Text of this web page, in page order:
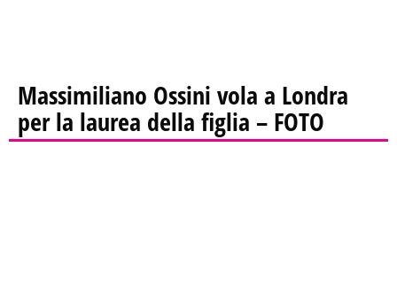
Massimiliano Ossini vola a Londra
per la laurea della figlia – FOTO